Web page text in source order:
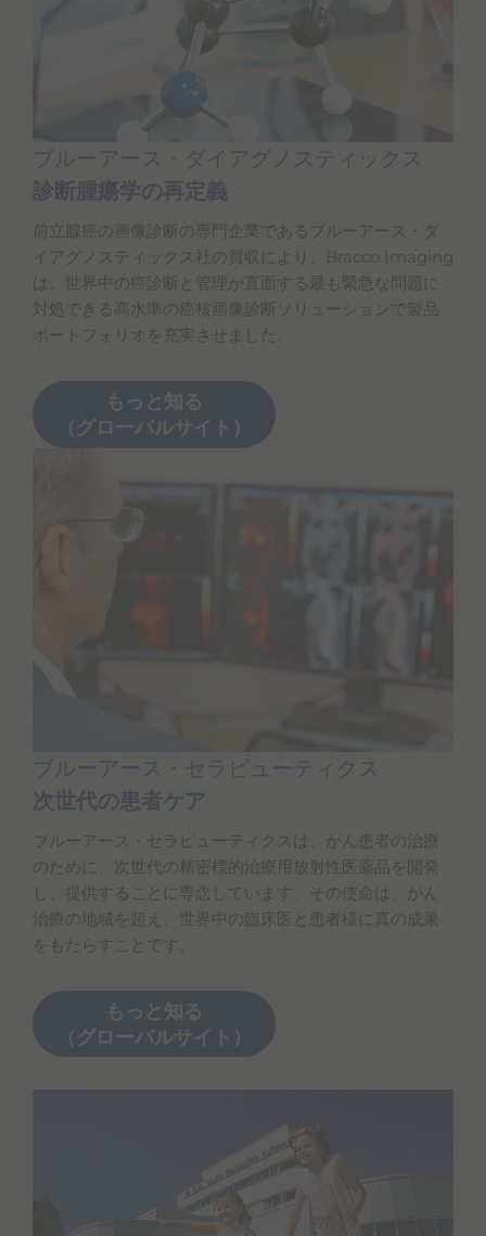
ブルーアース・ダイアグノスティックス
診断腫瘍学の再定義
前立腺癌の画像診断の専門企業であるブルーアース・ダ
イアグノスティックス社の買収により、Bracco Imaging
は、世界中の癌診断と管理が直面する最も緊急な問題に
対処できる高水準の癌核画像診断ソリューションで製品
ポートフォリオを充実させました。
もっと知る
（グローバルサイト）
ブルーアース・セラピューティクス
次世代の患者ケア
ブルーアース・セラピューティクスは、がん患者の治療
のために、次世代の精密標的治療用放射性医薬品を開発
し、提供することに専念しています。その使命は、がん
治療の地域を超え、世界中の臨床医と患者様に真の成果
をもたらすことです。
もっと知る
（グローバルサイト）